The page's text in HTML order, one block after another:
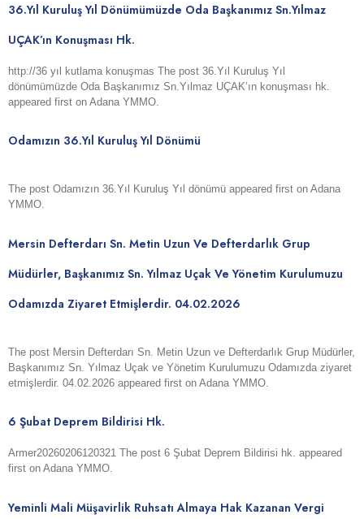
36.Yıl Kuruluş Yıl Dönümümüzde Oda Başkanımız Sn.Yılmaz
UÇAK’ın Konuşması Hk.
http://36 yıl kutlama konuşmas The post 36.Yıl Kuruluş Yıl
dönümümüzde Oda Başkanımız Sn.Yılmaz UÇAK’ın konuşması hk.
appeared first on Adana YMMO.
Odamızın 36.Yıl Kuruluş Yıl Dönümü
The post Odamızın 36.Yıl Kuruluş Yıl dönümü appeared first on Adana
YMMO.
Mersin Defterdarı Sn. Metin Uzun Ve Defterdarlık Grup
Müdürler, Başkanımız Sn. Yılmaz Uçak Ve Yönetim Kurulumuzu
Odamızda Ziyaret Etmişlerdir. 04.02.2026
The post Mersin Defterdarı Sn. Metin Uzun ve Defterdarlık Grup Müdürler,
Başkanımız Sn. Yılmaz Uçak ve Yönetim Kurulumuzu Odamızda ziyaret
etmişlerdir. 04.02.2026 appeared first on Adana YMMO.
6 Şubat Deprem Bildirisi Hk.
Armer20260206120321 The post 6 Şubat Deprem Bildirisi hk. appeared
first on Adana YMMO.
Yeminli Mali Müşavirlik Ruhsatı Almaya Hak Kazanan Vergi